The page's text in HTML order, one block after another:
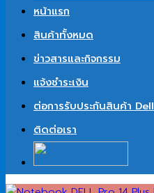
หน้าแรก
สินค้าทั้งหมด
ข่าวสารและกิจกรรม
แจ้งชำระเงิน
ต่อการรับประกันสินค้า Dell
ติดต่อเรา